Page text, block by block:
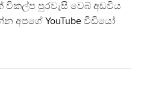
විකල්ප පුරවැසි වෙබ් අඩවිය
අපගේ YouTube වීඩියෝ